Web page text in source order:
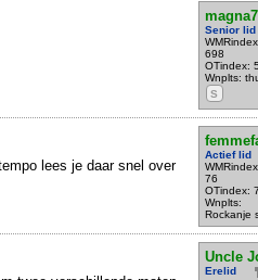
Senior lid
698
OTindex:
Wnplts:
S
Actief lid
76
OTindex:
Wnplts:
Rockanje
lees je daar snel over
Uncle
Erelid